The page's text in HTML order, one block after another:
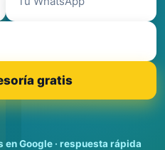
gratis
Google · respuesta rápida